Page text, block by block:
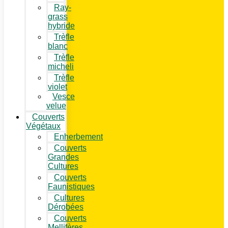
Ray-
grass
hybride
Trèfle
blanc
Trèfle
micheli
Trèfle
violet
Vesce
velue
Couverts
Végétaux
Enherbement
Couverts
Grandes
Cultures
Couverts
Faunistiques
Cultures
Dérobées
Couverts